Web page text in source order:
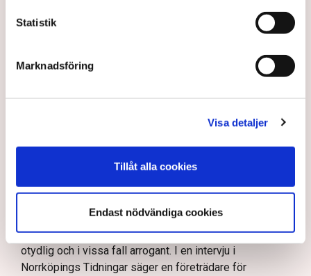
Statistik
Marknadsföring
Visa detaljer
Tillåt alla cookies
Endast nödvändiga cookies
Förändringen från allmän platsmark till kvartersmark
villkor. Det kräver dock en ändring i detaljplanen för
kommunen vilket är en tidskrävande process som kan
– Riktlinjerna gäller ju redan nu så min markis med ben
är inte längre tillåten, säger Linda Nilsson.
Upprördheten har därför varit stor bland krögarna i
Norrköping som sett sig tvungna att riva bort markiser,
uteserveringarna. De menar också att
kommunikationerna med kommunen varit knapphändig,
otydlig och i vissa fall arrogant. I en intervju i
Norrköpings Tidningar säger en företrädare för